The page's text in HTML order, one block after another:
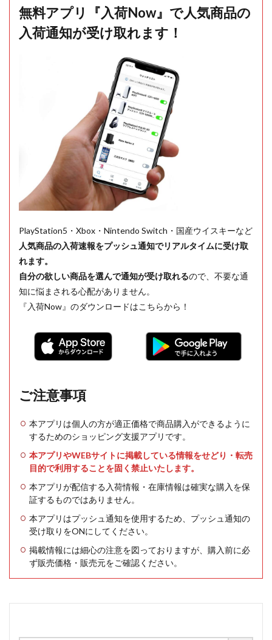
無料アプリ『入荷Now』で人気商品の
入荷通知が受け取れます！
PlayStation5・Xbox・Nintendo Switch・国産ウイスキーなど
人気商品の入荷速報をプッシュ通知でリアルタイムに受け取
れます。
自分の欲しい商品を選んで通知が受け取れるので、不要な通
知に悩まされる心配がありません。
『入荷Now』のダウンロードはこちらから！
ご注意事項
本アプリは個人の方が適正価格で商品購入ができるように
するためのショッピング支援アプリです。
本アプリやWEBサイトに掲載している情報をせどり・転売
目的で利用することを固く禁止いたします。
本アプリが配信する入荷情報・在庫情報は確実な購入を保
証するものではありません。
本アプリはプッシュ通知を使用するため、プッシュ通知の
受け取りをONにしてください。
掲載情報には細心の注意を図っておりますが、購入前に必
ず販売価格・販売元をご確認ください。